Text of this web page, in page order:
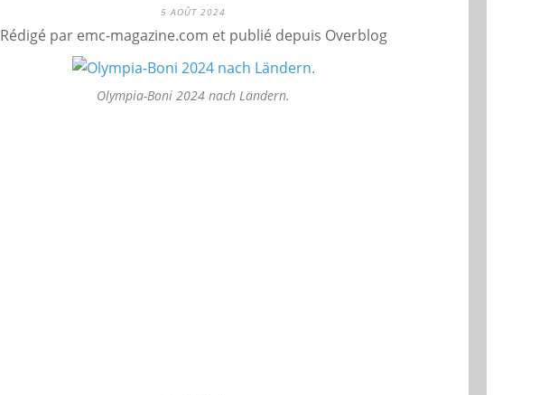
5 AOÛT 2024
Rédigé par emc-magazine.com et publié depuis Overblog
Olympia-Boni 2024 nach Ländern.